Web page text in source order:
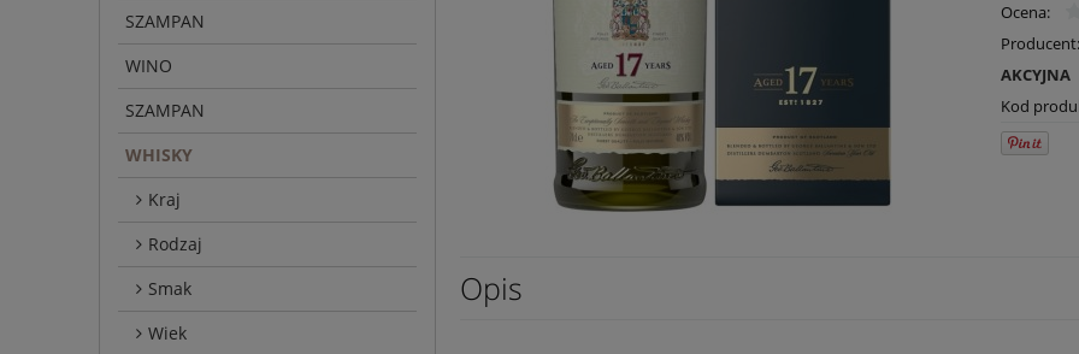
SZAMPAN
WINO
SZAMPAN
WHISKY
Kraj
Rodzaj
Smak
Wiek
Ocena:
Producent:
AKCYJNA
Kod
Opis